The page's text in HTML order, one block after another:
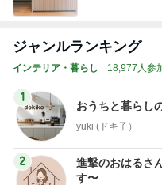
ジャンルランキング
インテリア・暮らし 18,977人参
1
おうちと暮らし
yuki (ドキ子）
2
進撃のおはるさ
す〜